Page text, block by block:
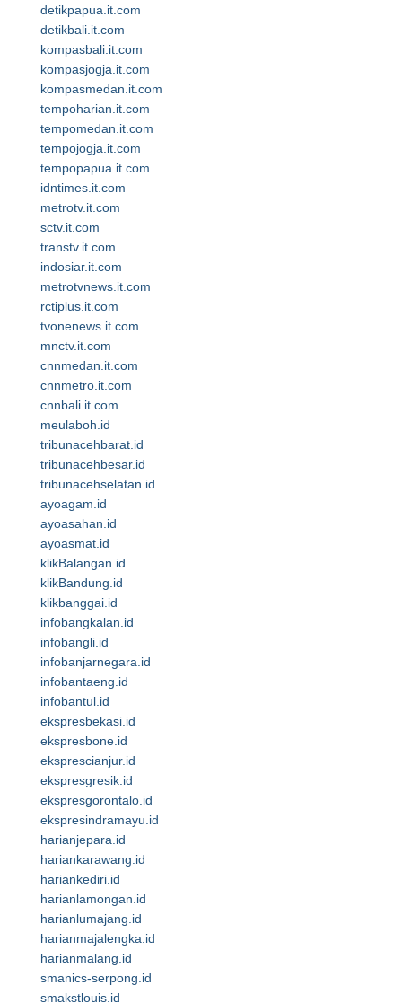
detikpapua.it.com
detikbali.it.com
kompasbali.it.com
kompasjogja.it.com
kompasmedan.it.com
tempoharian.it.com
tempomedan.it.com
tempojogja.it.com
tempopapua.it.com
idntimes.it.com
metrotv.it.com
sctv.it.com
transtv.it.com
indosiar.it.com
metrotvnews.it.com
rctiplus.it.com
tvonenews.it.com
mnctv.it.com
cnnmedan.it.com
cnnmetro.it.com
cnnbali.it.com
meulaboh.id
tribunacehbarat.id
tribunacehbesar.id
tribunacehselatan.id
ayoagam.id
ayoasahan.id
ayoasmat.id
klikBalangan.id
klikBandung.id
klikbanggai.id
infobangkalan.id
infobangli.id
infobanjarnegara.id
infobantaeng.id
infobantul.id
ekspresbekasi.id
ekspresbone.id
eksprescianjur.id
ekspresgresik.id
ekspresgorontalo.id
ekspresindramayu.id
harianjepara.id
hariankarawang.id
hariankediri.id
harianlamongan.id
harianlumajang.id
harianmajalengka.id
harianmalang.id
smanics-serpong.id
smakstlouis.id